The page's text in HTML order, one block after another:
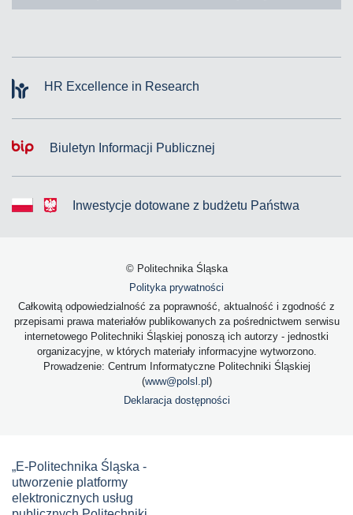
HR Excellence in Research
Biuletyn Informacji Publicznej
Inwestycje dotowane z budżetu Państwa
© Politechnika Śląska
Polityka prywatności
Całkowitą odpowiedzialność za poprawność, aktualność i zgodność z
przepisami prawa materiałów publikowanych za pośrednictwem serwisu
internetowego Politechniki Śląskiej ponoszą ich autorzy - jednostki
organizacyjne, w których materiały informacyjne wytworzono.
Prowadzenie: Centrum Informatyczne Politechniki Śląskiej
(www@polsl.pl )
Deklaracja dostępności
„E-Politechnika Śląska -
utworzenie platformy
elektronicznych usług